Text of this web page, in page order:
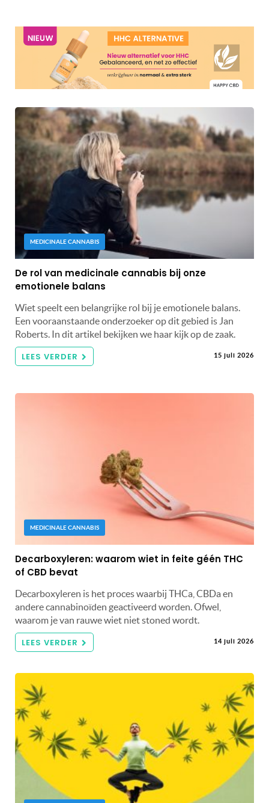
MEDICINALE CANNABIS
De rol van medicinale cannabis bij onze
emotionele balans
Wiet speelt een belangrijke rol bij je emotionele balans.
Een vooraanstaande onderzoeker op dit gebied is Jan
Roberts. In dit artikel bekijken we haar kijk op de zaak.
LEES VERDER 15 juli 2026
MEDICINALE CANNABIS
Decarboxyleren: waarom wiet in feite géén THC
of CBD bevat
Decarboxyleren is het proces waarbij THCa, CBDa en
andere cannabinoïden geactiveerd worden. Ofwel,
waarom je van rauwe wiet niet stoned wordt.
LEES VERDER 14 juli 2026